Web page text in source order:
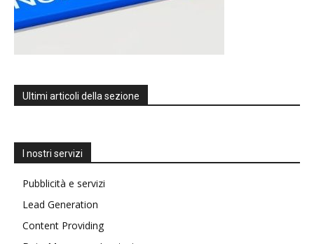
Ultimi articoli della sezione
I nostri servizi
Pubblicità e servizi
Lead Generation
Content Providing